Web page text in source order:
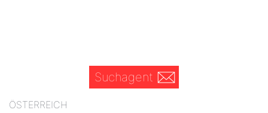
Suchagent
ÖSTERREICH